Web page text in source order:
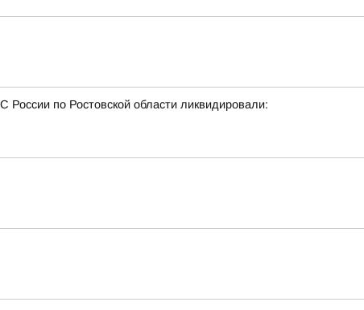
по Ростовской области ликвидировали: